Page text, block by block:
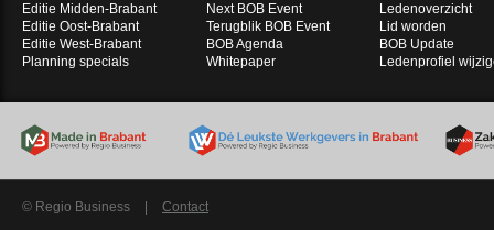
Editie Midden-Brabant
Editie Oost-Brabant
Editie West-Brabant
Planning specials
Next BOB Event
Terugblik BOB Event
BOB Agenda
Whitepaper
Ledenoverzicht
Lid worden
BOB Update
Ledenprofiel
© Regio Business Contact